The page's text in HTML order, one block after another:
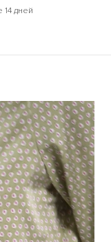
14 дней